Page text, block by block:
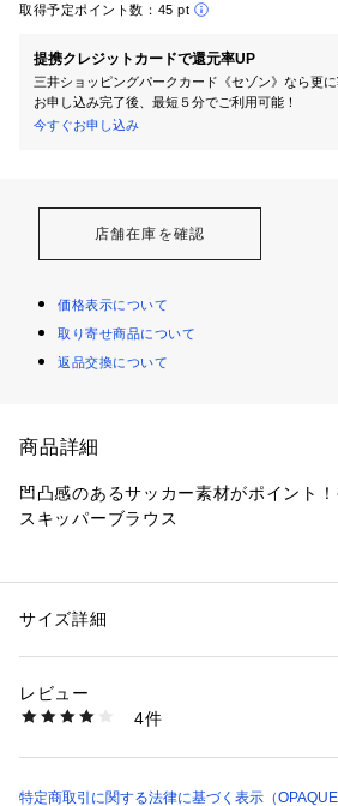
取得予定ポイント数： 45 pt
提携クレジットカードで還元率UP
三井ショッピングパークカード《セゾン》なら更に
お申し込み完了後、最短５分でご利用可能！
今すぐお申し込み
店舗在庫を確認
価格表示について
取り寄せ商品について
返品交換について
商品詳細
凹凸感のあるサッカー素材がポイント
スキッパーブラウス
・すっきりと見えるスキッパーデザイン
・やや長めの着丈で腰周りのカバーもで
サッカー素材を使用。
性別：レディース
素材：ポリエステル100％
商品番号：
637-85103 （ショップ）
サイズ詳細
レビュー
4件
特定商取引に関する法律に基づく表示（